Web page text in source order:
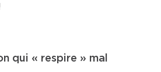
qui « respire » mal